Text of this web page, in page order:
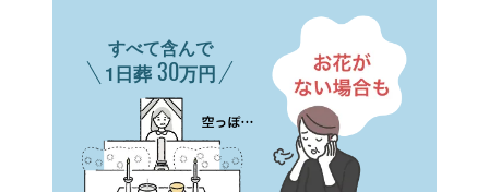
すべて含んで
1日葬 30万円